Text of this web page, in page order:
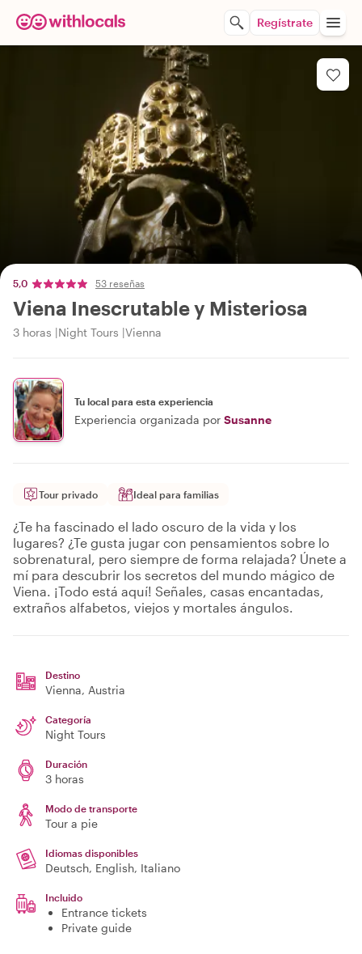
Regístrate
5,0 53 reseñas
Viena Inescrutable y Misteriosa
3 horas Night Tours Vienna
Tu local para esta experiencia
Experiencia organizada por Susanne
Tour privado Ideal para familias
¿Te ha fascinado el lado oscuro de la vida y los
lugares? ¿Te gusta jugar con pensamientos sobre lo
sobrenatural, pero siempre de forma relajada? Únete a
mí para descubrir los secretos del mundo mágico de
Viena. ¡Todo está aquí! Señales, casas encantadas,
extraños alfabetos, viejos y mortales ángulos.
Destino
Vienna, Austria
Categoría
Night Tours
Duración
3 horas
Modo de transporte
Tour a pie
Idiomas disponibles
Deutsch, English, Italiano
Incluido
Entrance tickets
Private guide